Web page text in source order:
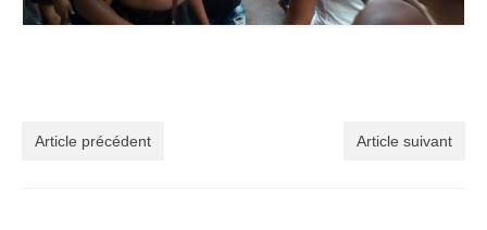
Article précédent Article suivant